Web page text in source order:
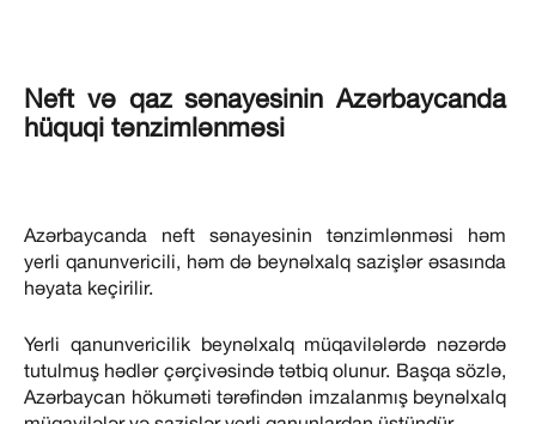
Neft və qaz sənayesinin Azərbaycanda
hüquqi tənzimlənməsi
Azərbaycanda neft sənayesinin tənzimlənməsi həm
yerli qanunvericili, həm də beynəlxalq sazişlər əsasında
həyata keçirilir.
Yerli qanunvericilik beynəlxalq müqavilələrdə nəzərdə
tutulmuş hədlər çərçivəsində tətbiq olunur. Başqa sözlə,
Azərbaycan hökuməti tərəfindən imzalanmış beynəlxalq